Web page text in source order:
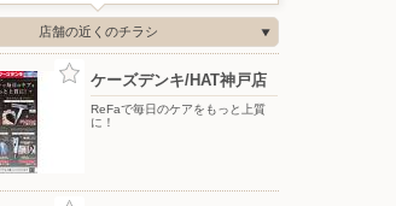
店舗の近くのチラシ
ケーズデンキ/HAT神戸店
ReFaで毎日のケアをもっと上質
に！